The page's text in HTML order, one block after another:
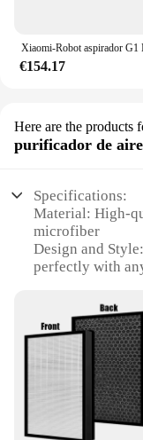
€154.17
Here are the products
purificador de aire
Specifications:
Material: High-
microfiber
Design and
perfectly with
removing dust,
Performance
filtration with a
Parts and
including easy-
Applicable
improve indoor